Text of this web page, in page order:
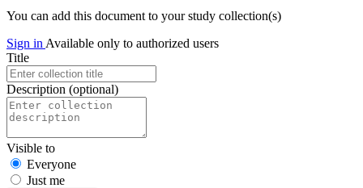
You can add this document to your study collection(s)
Sign in Available only to authorized users
Title
Description (optional)
Visible to
Everyone
Just me